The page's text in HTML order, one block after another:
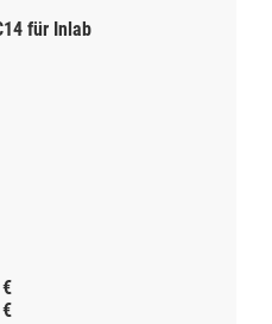
für Inlab